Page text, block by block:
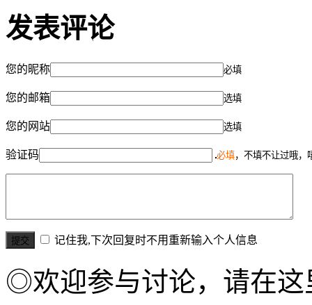
发表评论
您的昵称 必填
您的邮箱 选填
您的网站 选填
验证码 必填，不填不让过哦，
记住我,下次回复时不用重新输入个人信息
◎欢迎参与讨论，请在这